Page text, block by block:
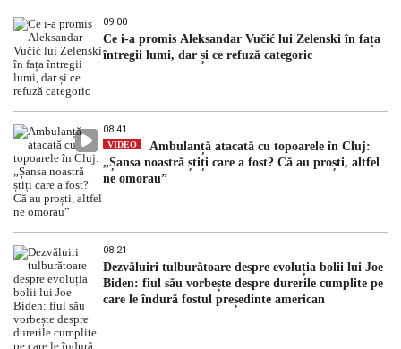
09:00
Ce i-a promis Aleksandar Vučić lui Zelenski în fața
întregii lumi, dar și ce refuză categoric
08:41
VIDEO
Ambulanță atacată cu topoarele în Cluj:
„Șansa noastră știți care a fost? Că au proști, altfel
ne omorau”
08:21
Dezvăluiri tulburătoare despre evoluția bolii lui Joe
Biden: fiul său vorbește despre durerile cumplite pe
care le îndură fostul președinte american